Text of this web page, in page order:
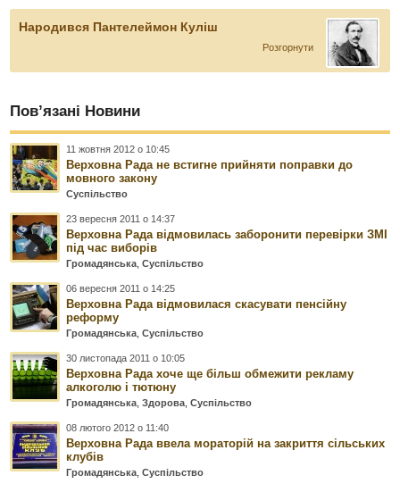
Народився Пантелеймон Куліш
Розгорнути
Пов’язані Новини
11 жовтня 2012 о 10:45
Верховна Рада не встигне прийняти поправки до
мовного закону
Суспільство
23 вересня 2011 о 14:37
Верховна Рада відмовилась заборонити перевірки ЗМІ
під час виборів
Громадянська ,Суспільство
06 вересня 2011 о 14:25
Верховна Рада відмовилася скасувати пенсійну
реформу
Громадянська ,Суспільство
30 листопада 2011 о 10:05
Верховна Рада хоче ще більш обмежити рекламу
алкоголю і тютюну
Громадянська ,Здорова ,Суспільство
08 лютого 2012 о 11:40
Верховна Рада ввела мораторій на закриття сільських
клубів
Громадянська ,Суспільство